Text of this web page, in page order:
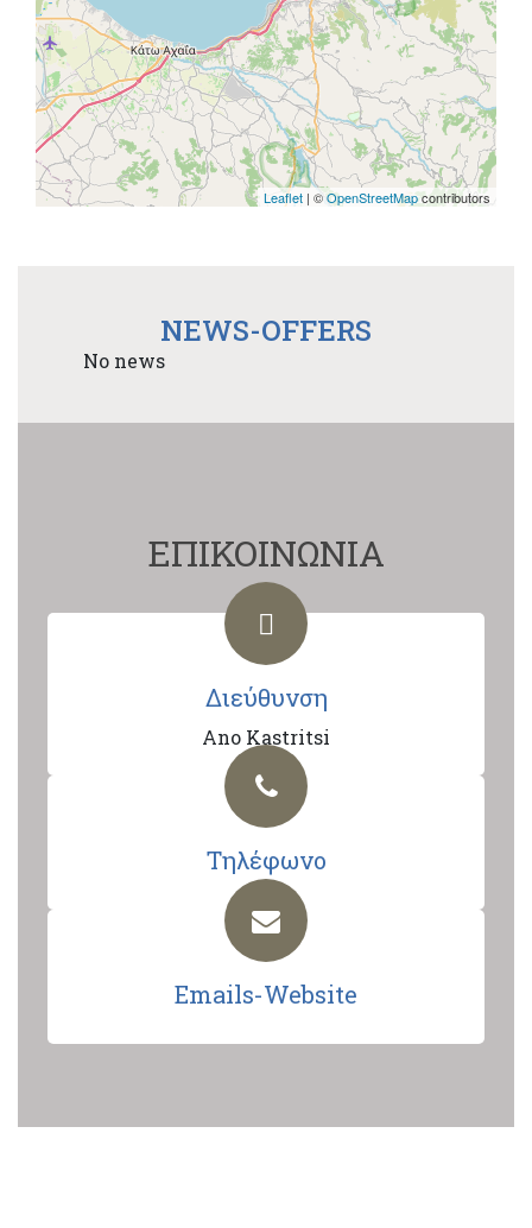
Leaflet | ©OpenStreetMapcontributors
NEWS-OFFERS
No news
ΕΠΙΚΟΙΝΩΝΙΑ
Διεύθυνση
Ano Kastritsi
Τηλέφωνο
Emails-Website